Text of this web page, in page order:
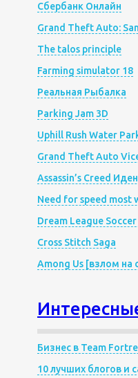
Сбербанк Онлайн
Grand Theft Auto:
The talos principle
Farming simulator 18
Реальная Рыбалка
Parking Jam 3D
Uphill Rush Water
Grand Theft Auto
Assassin’s Creed
Need for speed most
Dream League
Cross Stitch Saga
Among Us [взлом на
Бизнес в Team
10 лучших блогов и